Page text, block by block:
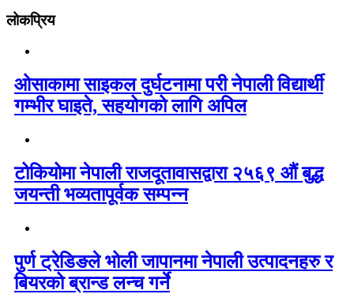
लोकप्रिय
ओसाकामा साइकल दुर्घटनामा परी नेपाली विद्यार्थी
गम्भीर घाइते, सहयोगको लागि अपिल
टोकियोमा नेपाली राजदूतावासद्वारा २५६९ औं बुद्ध
जयन्ती भव्यतापूर्वक सम्पन्न
पुर्ण ट्रेडिङले भोली जापानमा नेपाली उत्पादनहरु र
बियरको ब्रान्ड लन्च गर्ने